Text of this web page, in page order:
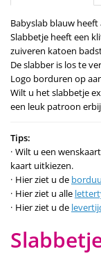
Babyslab blauw
Slabbetje heeft een
zuiveren katoen
De slabber is los te
Logo borduren op
Wilt u het slabbetje
een leuk patroon
Tips:
Wilt u een
kaart uitkiezen.
Hier ziet u de
Hier ziet u alle
Hier ziet u de